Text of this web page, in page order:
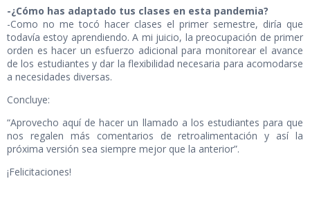
-¿Cómo has adaptado tus clases en esta pandemia?
-Como no me tocó hacer clases el primer semestre, diría que
todavía estoy aprendiendo. A mi juicio, la preocupación de primer
orden es hacer un esfuerzo adicional para monitorear el avance
de los estudiantes y dar la flexibilidad necesaria para acomodarse
a necesidades diversas.
Concluye:
“Aprovecho aquí de hacer un llamado a los estudiantes para que
nos regalen más comentarios de retroalimentación y así la
próxima versión sea siempre mejor que la anterior”.
¡Felicitaciones!